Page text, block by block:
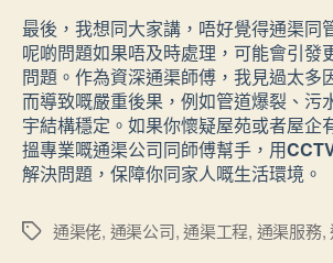
最後，我想同大家講，唔好覺得通渠同
呢啲問題如果唔及時處理，可能會引發
問題。作為資深通渠師傅，我見過太多
而導致嘅嚴重後果，例如管道爆裂、污
宇結構穩定。如果你懷疑屋苑或者屋企
搵專業嘅通渠公司同師傅幫手，用
解決問題，保障你同家人嘅生活環境。
Tags通渠佬, 通渠公司,通渠工程, 通渠服務,